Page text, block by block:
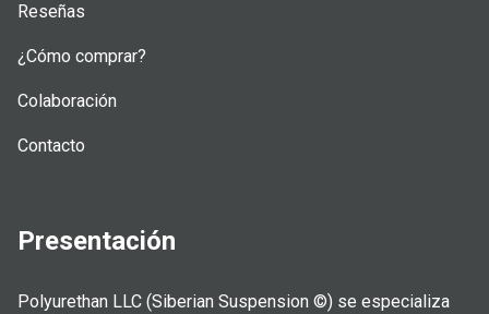
Reseñas
¿Cómo comprar?
Colaboración
Contacto
Presentación
Polyurethan LLC (Siberian Suspension ©) se especializa